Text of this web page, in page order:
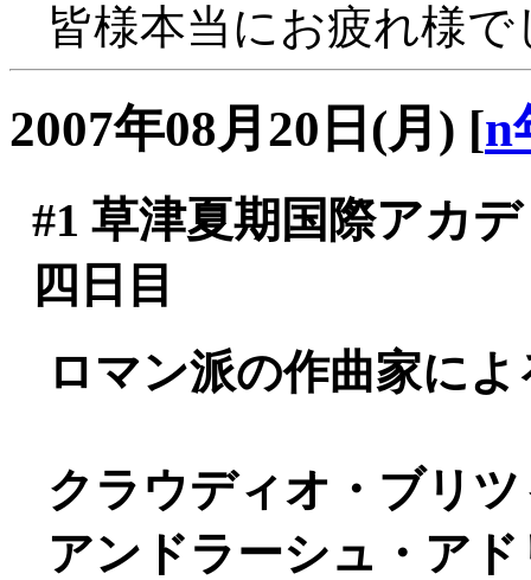
皆様本当にお疲れ様
2007年08月20日(月) [n
#1 草津夏期国際アカ
四日目
ロマン派の作曲家に
クラウディオ・ブリ
アンドラーシュ・ア